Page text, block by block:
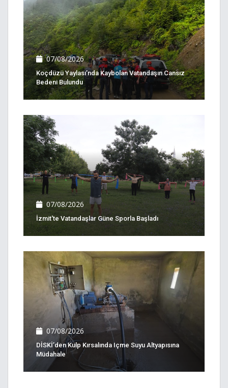
07/08/2026
Koçdüzü Yaylası’nda Kaybolan Vatandaşın Cansız
Bedeni Bulundu
07/08/2026
İzmit'te Vatandaşlar Güne Sporla Başladı
07/08/2026
DİSKİ’den Kulp Kırsalında Içme Suyu Altyapısına
Müdahale